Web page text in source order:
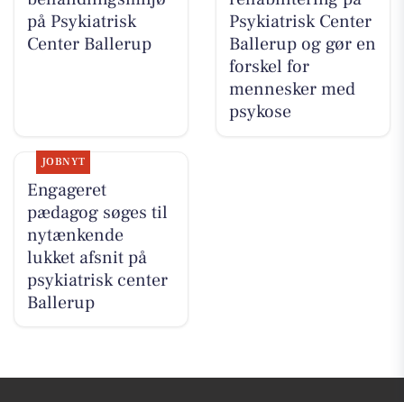
på Psykiatrisk
Center Ballerup
Psykiatrisk Center
Ballerup og gør en
forskel for
mennesker med
psykose
JOBNYT
Engageret
pædagog søges til
nytænkende
lukket afsnit på
psykiatrisk center
Ballerup